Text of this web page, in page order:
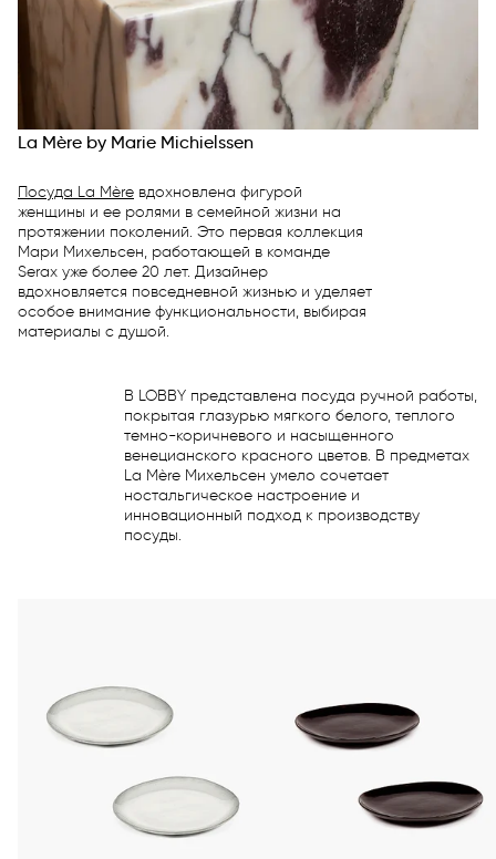
La Mère by Marie Michielssen
Посуда La Mère вдохновлена фигурой
женщины и ее ролями в семейной жизни на
протяжении поколений. Это первая коллекция
Мари Михельсен, работающей в команде
Serax уже более 20 лет. Дизайнер
вдохновляется повседневной жизнью и уделяет
особое внимание функциональности, выбирая
материалы с душой.
В LOBBY представлена посуда ручной работы,
покрытая глазурью мягкого белого, теплого
темно-коричневого и насыщенного
венецианского красного цветов. В предметах
La Mère Михельсен умело сочетает
ностальгическое настроение и
инновационный подход к производству
посуды.